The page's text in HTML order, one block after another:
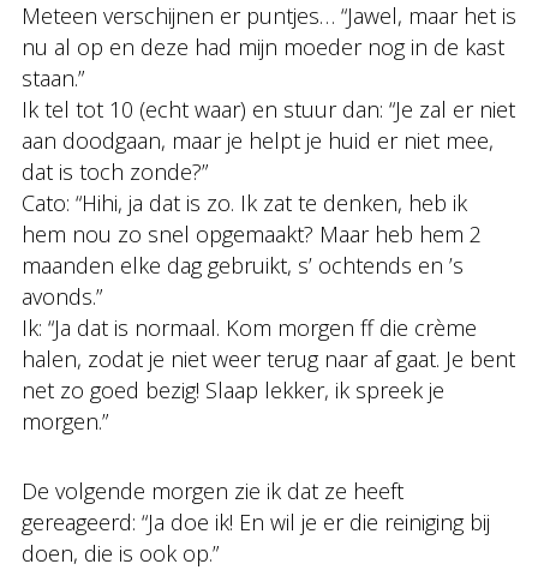
Meteen verschijnen er puntjes… “Jawel, maar het is
nu al op en deze had mijn moeder nog in de kast
staan.”
Ik tel tot 10 (echt waar) en stuur dan: “Je zal er niet
aan doodgaan, maar je helpt je huid er niet mee,
dat is toch zonde?”
Cato: “Hihi, ja dat is zo. Ik zat te denken, heb ik
hem nou zo snel opgemaakt? Maar heb hem 2
maanden elke dag gebruikt, s’ ochtends en ’s
avonds.”
Ik: “Ja dat is normaal. Kom morgen ff die crème
halen, zodat je niet weer terug naar af gaat. Je bent
net zo goed bezig! Slaap lekker, ik spreek je
morgen.”
De volgende morgen zie ik dat ze heeft
gereageerd: “Ja doe ik! En wil je er die reiniging bij
doen, die is ook op.”